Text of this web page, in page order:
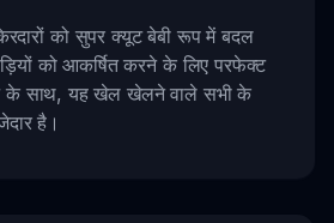
को सुपर क्यूट बेबी रूप में बदल
को आकर्षित करने के लिए परफेक्ट
के साथ, यह खेल खेलने वाले सभी के
है।